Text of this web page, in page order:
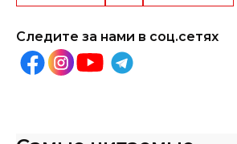
Следите за нами в соц.сетях